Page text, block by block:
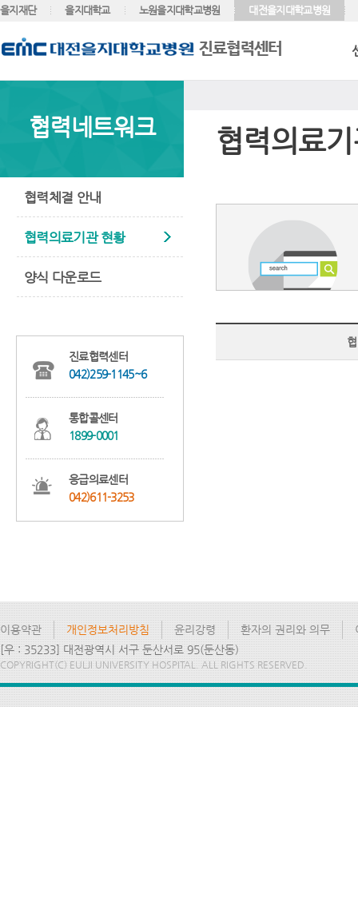
을지재단 을지대학교 노원을지대학교병원 대전을지대학교병원
협력네트워크
협력체결 안내
협력의료기관 현황
양식 다운로드
진료협력센터
042)259-1145~6
통합콜센터
1899-0001
응급의료센터
042)611-3253
협력의료
이용약관 개인정보처리방침 윤리강령 환자의 권리와 의무
[우 : 35233] 대전광역시 서구 둔산서로 95(둔산동)
COPYRIGHT(C) EULJI UNIVERSITY HOSPITAL. ALL RIGHTS RESERVED.